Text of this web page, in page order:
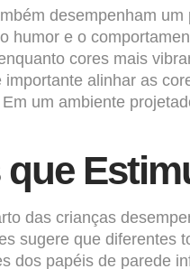
desempenham
humor e o
cores mais
alinhar as
um ambiente
das crianças
sugere que diferentes
dos papéis de parede